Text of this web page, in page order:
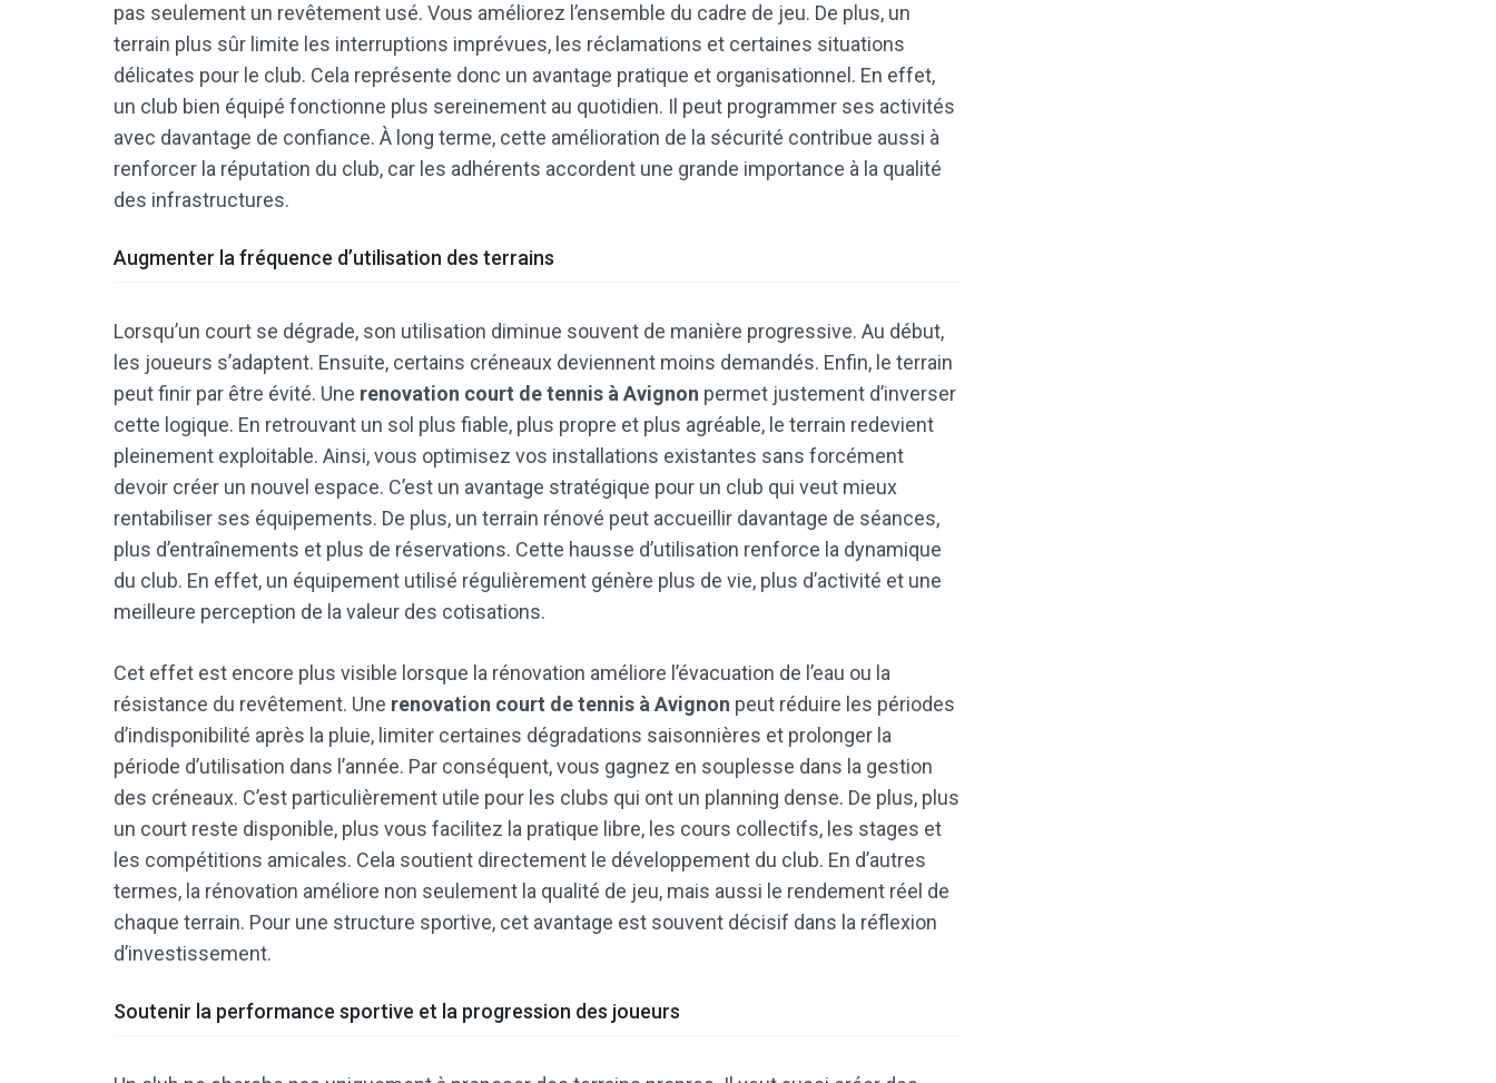
pas seulement un revêtement usé. Vous améliorez l’ensemble du cadre de jeu. De plus, un
terrain plus sûr limite les interruptions imprévues, les réclamations et certaines situations
délicates pour le club. Cela représente donc un avantage pratique et organisationnel. En effet,
un club bien équipé fonctionne plus sereinement au quotidien. Il peut programmer ses activités
avec davantage de confiance. À long terme, cette amélioration de la sécurité contribue aussi à
renforcer la réputation du club, car les adhérents accordent une grande importance à la qualité
des infrastructures.
Augmenter la fréquence d’utilisation des terrains
Lorsqu’un court se dégrade, son utilisation diminue souvent de manière progressive. Au début,
les joueurs s’adaptent. Ensuite, certains créneaux deviennent moins demandés. Enfin, le terrain
peut finir par être évité. Une renovation court de tennis à Avignon permet justement d’inverser
cette logique. En retrouvant un sol plus fiable, plus propre et plus agréable, le terrain redevient
pleinement exploitable. Ainsi, vous optimisez vos installations existantes sans forcément
devoir créer un nouvel espace. C’est un avantage stratégique pour un club qui veut mieux
rentabiliser ses équipements. De plus, un terrain rénové peut accueillir davantage de séances,
plus d’entraînements et plus de réservations. Cette hausse d’utilisation renforce la dynamique
du club. En effet, un équipement utilisé régulièrement génère plus de vie, plus d’activité et une
meilleure perception de la valeur des cotisations.
Cet effet est encore plus visible lorsque la rénovation améliore l’évacuation de l’eau ou la
résistance du revêtement. Une renovation court de tennis à Avignon peut réduire les périodes
d’indisponibilité après la pluie, limiter certaines dégradations saisonnières et prolonger la
période d’utilisation dans l’année. Par conséquent, vous gagnez en souplesse dans la gestion
des créneaux. C’est particulièrement utile pour les clubs qui ont un planning dense. De plus, plus
un court reste disponible, plus vous facilitez la pratique libre, les cours collectifs, les stages et
les compétitions amicales. Cela soutient directement le développement du club. En d’autres
termes, la rénovation améliore non seulement la qualité de jeu, mais aussi le rendement réel de
chaque terrain. Pour une structure sportive, cet avantage est souvent décisif dans la réflexion
d’investissement.
Soutenir la performance sportive et la progression des joueurs